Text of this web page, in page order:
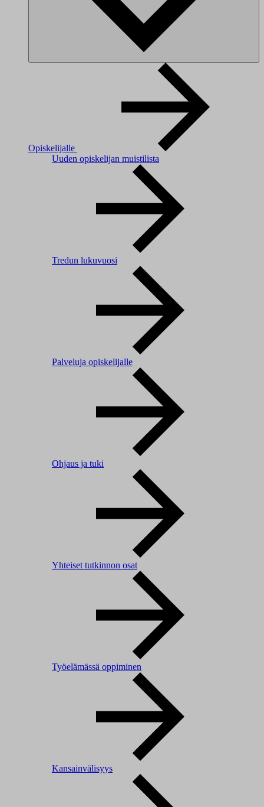
Opiskelijalle
Uuden opiskelijan muistilista
Tredun lukuvuosi
Palveluja opiskelijalle
Ohjaus ja tuki
Yhteiset tutkinnon osat
Työelämässä oppiminen
Kansainvälisyys